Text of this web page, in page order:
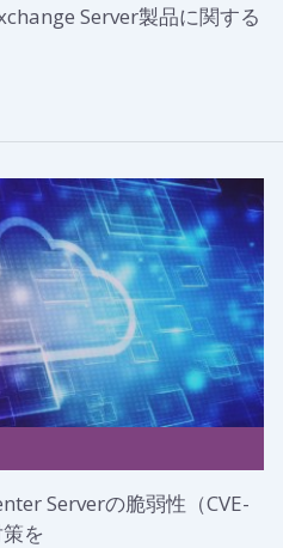
Server製品に関する
Serverの脆弱性（CVE-
を